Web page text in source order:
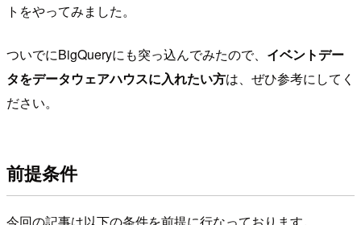
トをやってみました。
ついでにBigQueryにも突っ込んでみたので、 イベントデー
タをデータウェアハウスに入れたい方は、ぜひ参考にしてく
ださい。
前提条件